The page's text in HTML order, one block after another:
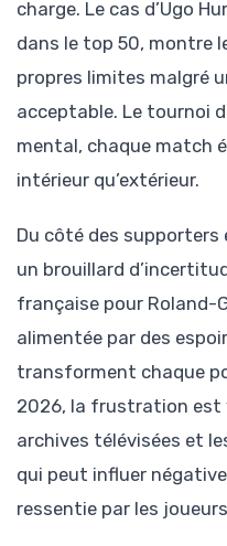
charge. Le cas d’Ugo
dans le top 50, montre
propres limites malgré
acceptable. Le tournoi
mental, chaque match
intérieur qu’extérieur.
Du côté des supporters
un brouillard
française pour Roland-
alimentée par des
transforment chaque
2026, la frustration est
archives télévisées et
qui peut influer
ressentie par les